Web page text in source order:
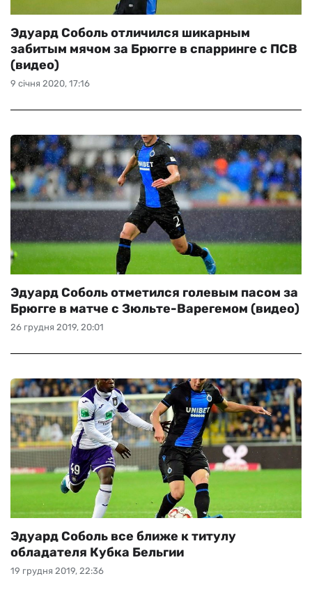
9 січня 2020, 17:16
Эдуард Соболь отличился шикарным
забитым мячом за Брюгге в спарринге с ПСВ
(видео)
26 грудня 2019, 20:01
Эдуард Соболь отметился голевым пасом за
Брюгге в матче с Зюльте-Варегемом (видео)
19 грудня 2019, 22:36
Эдуард Соболь все ближе к титулу
обладателя Кубка Бельгии